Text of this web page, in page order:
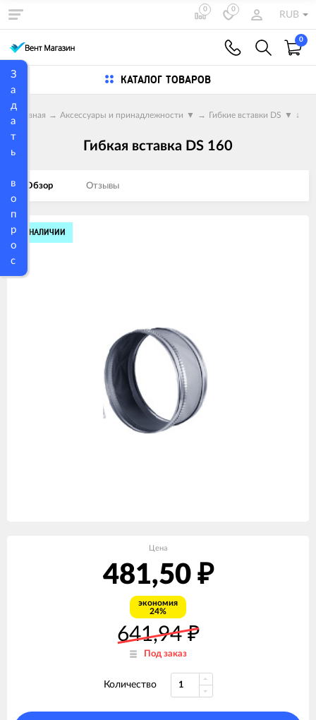
З
а
д
а
т
ь
в
о
п
р
о
с
0 0
RUB
0
КАТАЛОГ ТОВАРОВ
Главная → Аксессуары и принадлежности ▼ → Гибкие вставки DS ▼ ↓
Гибкая вставка DS 160
Обзор Отзывы
Изображения
товаров
В НАЛИЧИИ
Цена
481,50 ₽
экономия
24%
641,94₽
Под заказ
Количество